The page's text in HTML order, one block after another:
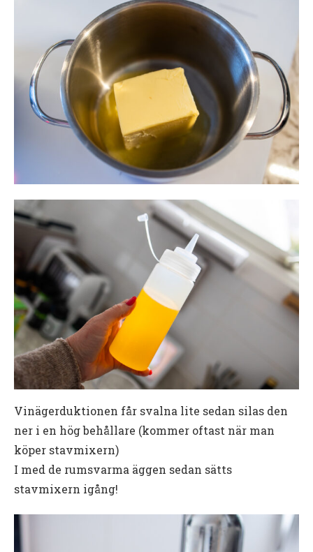
Vinägerduktionen får svalna lite sedan silas den
ner i en hög behållare (kommer oftast när man
köper stavmixern)
I med de rumsvarma äggen sedan sätts
stavmixern igång!